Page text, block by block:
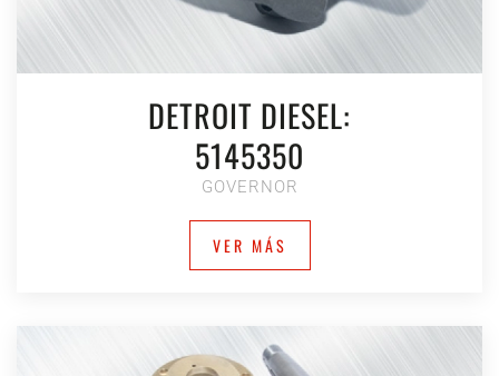
DETROIT DIESEL:
5145350
GOVERNOR
VER MÁS